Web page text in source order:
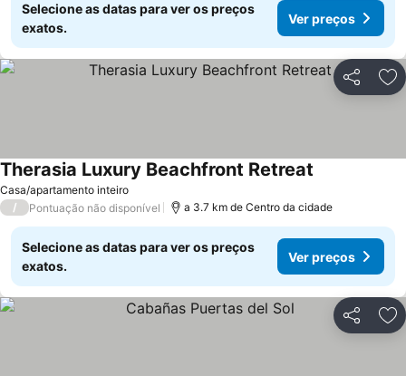
Selecione as datas para ver os preços
exatos.
Ver preços
Partilhar
Casa/apartamento inteiro
Therasia Luxury Beachfront Retreat
/ Pontuação não disponível a 3.7 km de Centro da cidade
Selecione as datas para ver os preços
exatos.
Ver preços
Partilhar